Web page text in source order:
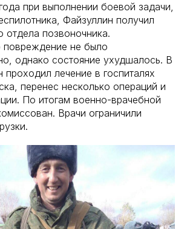
при выполнении боевой задачи,
Файзуллин получил
отдела позвоночника.
повреждение не было
однако состояние ухудшалось. В
проходил лечение в госпиталях
перенес несколько операций и
По итогам военно-врачебной
Врачи ограничили